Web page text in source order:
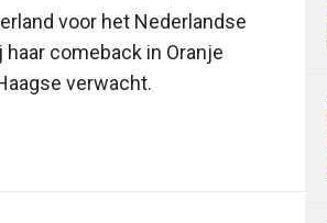
voor het Nederlandse
comeback in Oranje
verwacht.